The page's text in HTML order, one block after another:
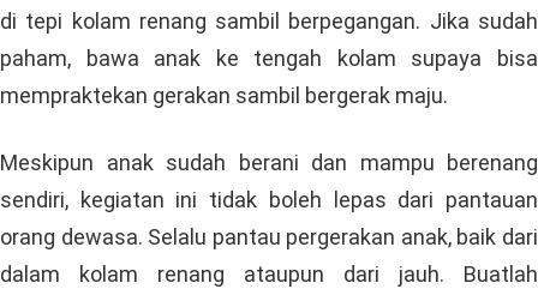
di tepi kolam renang sambil berpegangan. Jika sudah
paham, bawa anak ke tengah kolam supaya bisa
mempraktekan gerakan sambil bergerak maju.
Meskipun anak sudah berani dan mampu berenang
sendiri, kegiatan ini tidak boleh lepas dari pantauan
orang dewasa. Selalu pantau pergerakan anak, baik dari
dalam kolam renang ataupun dari jauh. Buatlah